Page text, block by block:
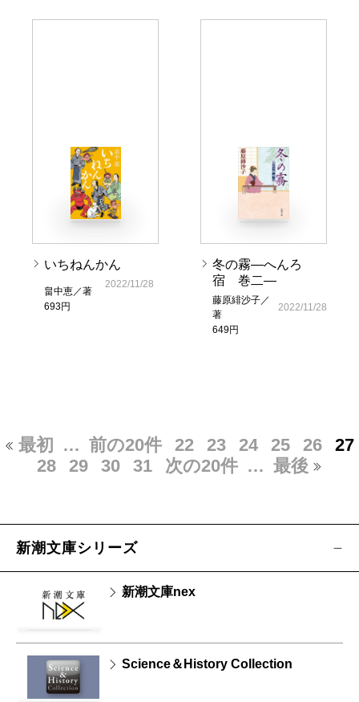
いちねんかん
畠中恵／著
693円
2022/11/28
冬の霧―へんろ
宿 巻二―
藤原緋沙子／
著
649円
2022/11/28
最初 … 前の20件 22 23 24 25 26
27
28
29 30 31 次の20件 … 最後
新潮文庫シリーズ
新潮文庫nex
Science＆History Collection